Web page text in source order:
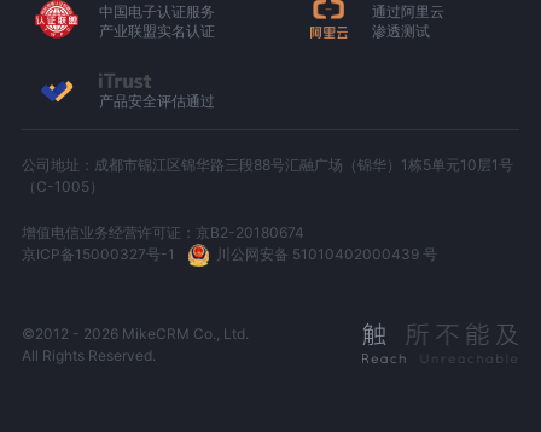
中国电子认证服务
产业联盟实名认证
通过阿里云
渗透测试
产品安全评估通过
公司地址：成都市锦江区锦华路三段88号汇融广场（锦华）1栋5单元10层1号
（C-1005）
增值电信业务经营许可证：京B2-20180674
京ICP备15000327号-1
川公网安备 51010402000439 号
©2012 - 2026 MikeCRM Co., Ltd.
All Rights Reserved.